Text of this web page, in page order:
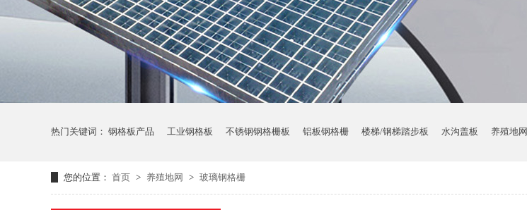
热门关键词： 钢格板产品 工业钢格板 不锈钢钢格栅板 铝板钢格栅 楼梯/钢梯踏步板 水沟盖板 养殖地网
您的位置： 首页 > 养殖地网 > 玻璃钢格栅